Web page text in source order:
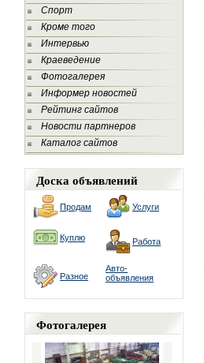
Спорт
Кроме того
Интервью
Краеведение
Фотогалерея
Информер новостей
Рейтинг сайтов
Новости партнеров
Каталог сайтов
Доска объявлений
Продам Услуги
Куплю Работа
Разное
Авто-
объявления
Фотогалерея